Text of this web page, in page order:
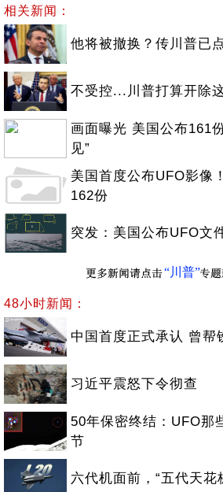
相关新闻：
他将被撤换？传川普已
不受控...川普打算开除
画面曝光 美国公布161
见”
美国首度公布UFO影像
162份
突发：美国公布UFO文
“川普”
48小时新闻：
中国首度正式承认 曾帮
习近平震怒下令彻查
50年保密终结：UFO那
节
六代机面前，“五代天花